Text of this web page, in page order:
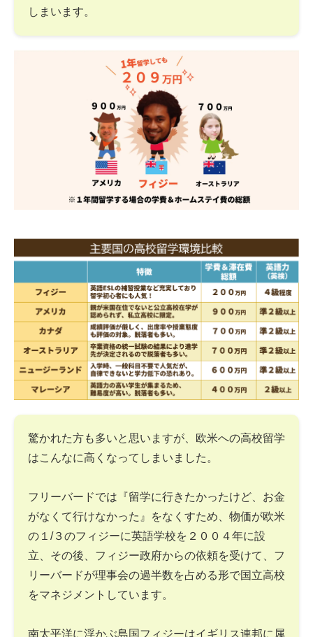
しまいます。
驚かれた方も多いと思いますが、欧米への高校留学
はこんなに高くなってしまいました。
フリーバードでは『留学に行きたかったけど、お金
がなくて行けなかった』をなくすため、物価が欧米
の１/３のフィジーに英語学校を２００４年に設
立、その後、フィジー政府からの依頼を受けて、フ
リーバードが理事会の過半数を占める形で国立高校
をマネジメントしています。
南太平洋に浮かぶ島国フィジーはイギリス連邦に属